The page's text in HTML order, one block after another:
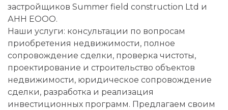
застройщиков Summer field construction Ltd и
АHH ЕООО.
Наши услуги: консультации по вопросам
приобретения недвижимости, полное
сопровождение сделки, проверка чистоты,
проектирование и строительство объектов
недвижимости, юридическое сопровождение
сделки, разработка и реализация
инвестиционных программ. Предлагаем своим